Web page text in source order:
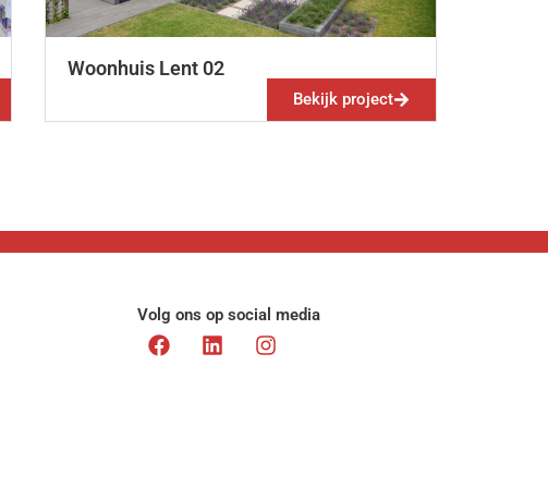
Woonhuis Lent 02
Bekijk project
Volg ons op social media